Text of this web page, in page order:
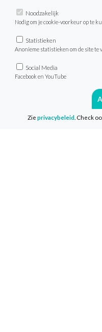
VeganChallenge
Over de
Contact
Info
Noodzakelijk
Nodig om je cookie-voorkeur op te
Statistieken
Anonieme statistieken om de site
Social Media
Facebook en YouTube
Zie privacybeleid . Check